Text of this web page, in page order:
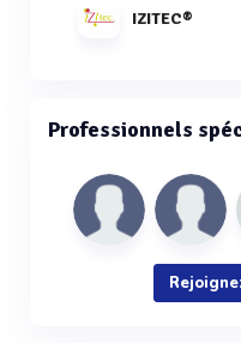
IZITEC®
Professionnels